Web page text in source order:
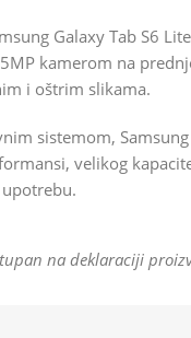
Galaxy Tab S6
kamerom na
i oštrim slikama.
sistemom,
velikog
na deklaraciji